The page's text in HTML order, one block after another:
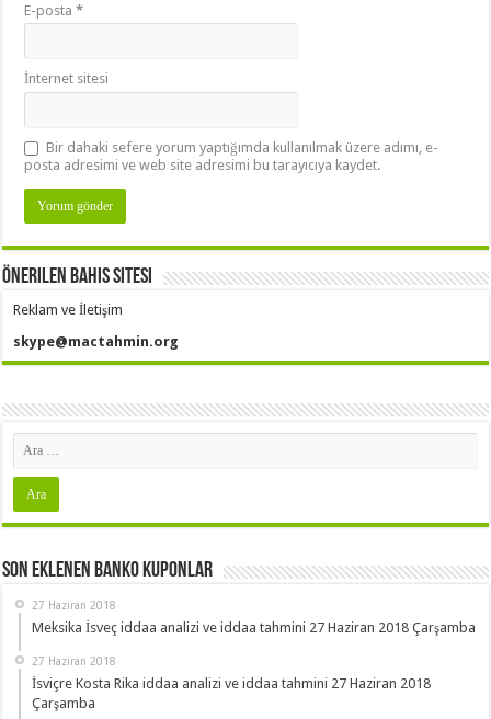
E-posta*
İnternet sitesi
Bir dahaki sefere yorum yaptığımda kullanılmak üzere adımı, e-
posta adresimi ve web site adresimi bu tarayıcıya kaydet.
Önerilen Bahis Sitesi
Reklam ve İletişim
skype@mactahmin.org
Son Eklenen Banko Kuponlar
27 Haziran 2018
Meksika İsveç iddaa analizi ve iddaa tahmini 27 Haziran 2018 Çarşamba
27 Haziran 2018
İsviçre Kosta Rika iddaa analizi ve iddaa tahmini 27 Haziran 2018
Çarşamba